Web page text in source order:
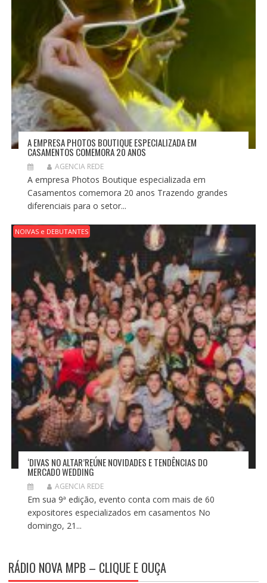
A EMPRESA PHOTOS BOUTIQUE ESPECIALIZADA EM
CASAMENTOS COMEMORA 20 ANOS
AGENCIA REDE
A empresa Photos Boutique especializada em
Casamentos comemora 20 anos Trazendo grandes
diferenciais para o setor...
NOIVAS e DEBUTANTES
‘DIVAS NO ALTAR’REÚNE NOVIDADES E TENDÊNCIAS DO
MERCADO WEDDING
AGENCIA REDE
Em sua 9ª edição, evento conta com mais de 60
expositores especializados em casamentos No
domingo, 21...
RÁDIO NOVA MPB – CLIQUE E OUÇA